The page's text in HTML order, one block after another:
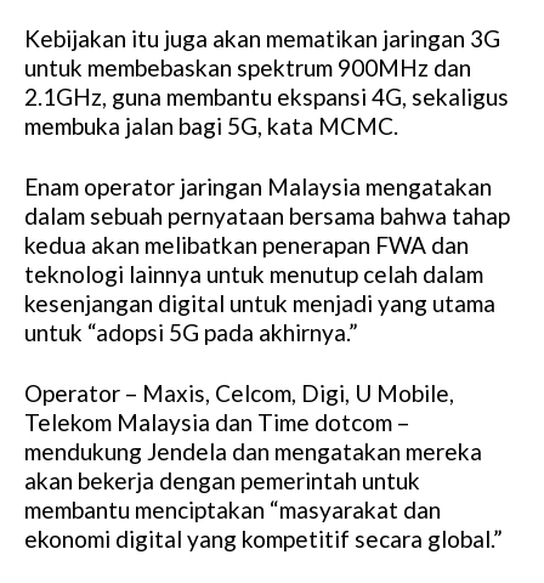
Kebijakan itu juga akan mematikan jaringan 3G
untuk membebaskan spektrum 900MHz dan
2.1GHz, guna membantu ekspansi 4G, sekaligus
membuka jalan bagi 5G, kata MCMC.
Enam operator jaringan Malaysia mengatakan
dalam sebuah pernyataan bersama bahwa tahap
kedua akan melibatkan penerapan FWA dan
teknologi lainnya untuk menutup celah dalam
kesenjangan digital untuk menjadi yang utama
untuk “adopsi 5G pada akhirnya.”
Operator – Maxis, Celcom, Digi, U Mobile,
Telekom Malaysia dan Time dotcom –
mendukung Jendela dan mengatakan mereka
akan bekerja dengan pemerintah untuk
membantu menciptakan “masyarakat dan
ekonomi digital yang kompetitif secara global.”